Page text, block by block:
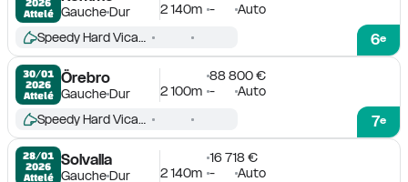
Attelé
GaucheDur
2 140m - Auto
6e
Speedy Hard Vicane
30/01
2026
Attelé
Örebro
GaucheDur
88 800 €
2 100m - Auto
7e
Speedy Hard Vicane
28/01
2026
Attelé
Solvalla
GaucheDur
16 718 €
2 140m - Auto